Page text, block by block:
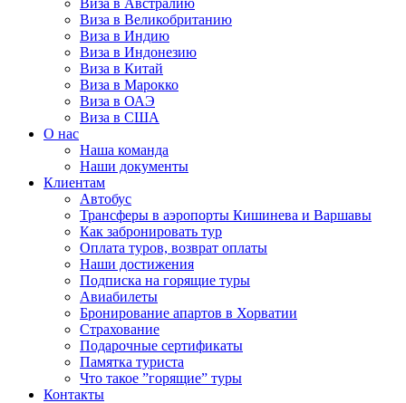
Виза в Австралию
Виза в Великобританию
Виза в Индию
Виза в Индонезию
Виза в Китай
Виза в Марокко
Виза в ОАЭ
Виза в США
О нас
Наша команда
Наши документы
Клиентам
Автобус
Трансферы в аэропорты Кишинева и Варшавы
Как забронировать тур
Оплата туров, возврат оплаты
Наши достижения
Подписка на горящие туры
Авиабилеты
Бронирование апартов в Хорватии
Страхование
Подарочные сертификаты
Памятка туриста
Что такое ”горящие” туры
Контакты